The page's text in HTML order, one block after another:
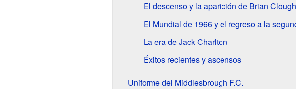
El descenso y la aparición de Brian Clough
El Mundial de 1966 y el regreso a la
La era de Jack Charlton
Éxitos recientes y ascensos
Uniforme del Middlesbrough F.C.